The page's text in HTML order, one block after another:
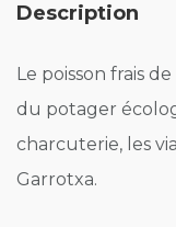
Description
Le poisson frais
du potager
charcuterie, les
Garrotxa.